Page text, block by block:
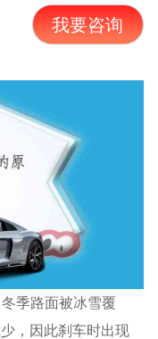
我要咨询
季路面被冰雪覆
，因此刹车时出现